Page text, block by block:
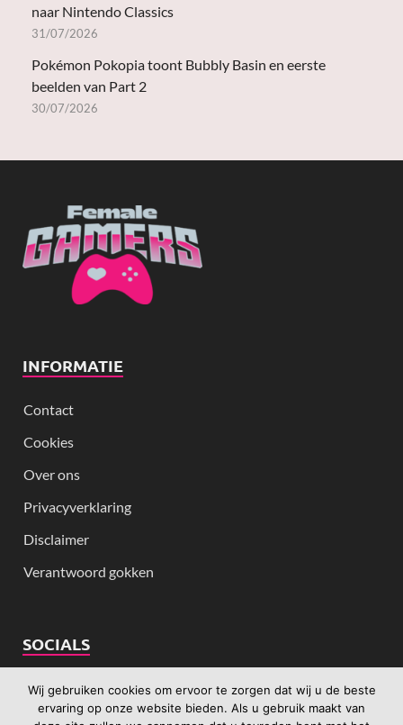
naar Nintendo Classics
31/07/2026
Pokémon Pokopia toont Bubbly Basin en eerste
beelden van Part 2
30/07/2026
INFORMATIE
Contact
Cookies
Over ons
Privacyverklaring
Disclaimer
Verantwoord gokken
SOCIALS
Wij gebruiken cookies om ervoor te zorgen dat wij u de beste
ervaring op onze website bieden. Als u gebruik maakt van